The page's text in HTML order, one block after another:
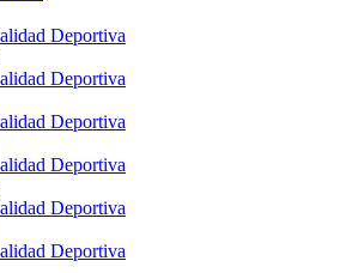
Deportiva
Deportiva
Deportiva
Deportiva
Deportiva
Deportiva